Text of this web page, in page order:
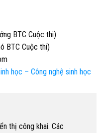
BTC Cuộc thi)
BTC Cuộc thi)
học – Công nghệ sinh học
thị công khai. Các